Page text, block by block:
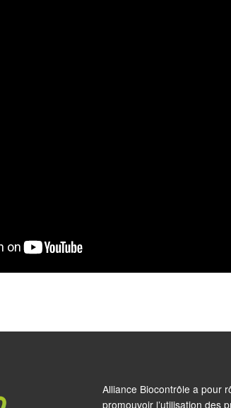
Alliance Biocontrôle a pour
promouvoir l’utilisation des